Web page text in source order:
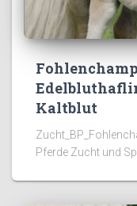
Kaltblut
Pferde Zucht und